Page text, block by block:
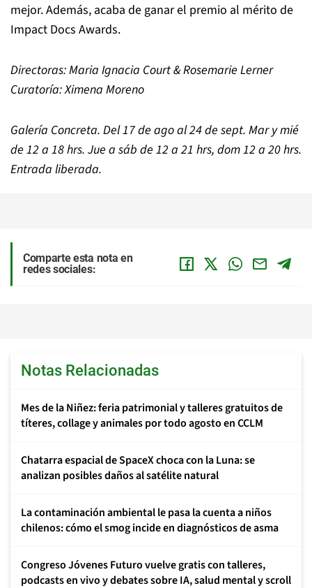
mejor. Además, acaba de ganar el premio al mérito de
Impact Docs Awards.
Directoras: Maria Ignacia Court & Rosemarie Lerner
Curatoría: Ximena Moreno
Galería Concreta. Del 17 de ago al 24 de sept. Mar y mié
de 12 a 18 hrs. Jue a sáb de 12 a 21 hrs, dom 12 a 20 hrs.
Entrada liberada.
Comparte esta nota en
redes sociales:
Notas Relacionadas
Mes de la Niñez: feria patrimonial y talleres gratuitos de
títeres, collage y animales por todo agosto en CCLM
Chatarra espacial de SpaceX choca con la Luna: se
analizan posibles daños al satélite natural
La contaminación ambiental le pasa la cuenta a niños
chilenos: cómo el smog incide en diagnósticos de asma
Congreso Jóvenes Futuro vuelve gratis con talleres,
podcasts en vivo y debates sobre IA, salud mental y scroll